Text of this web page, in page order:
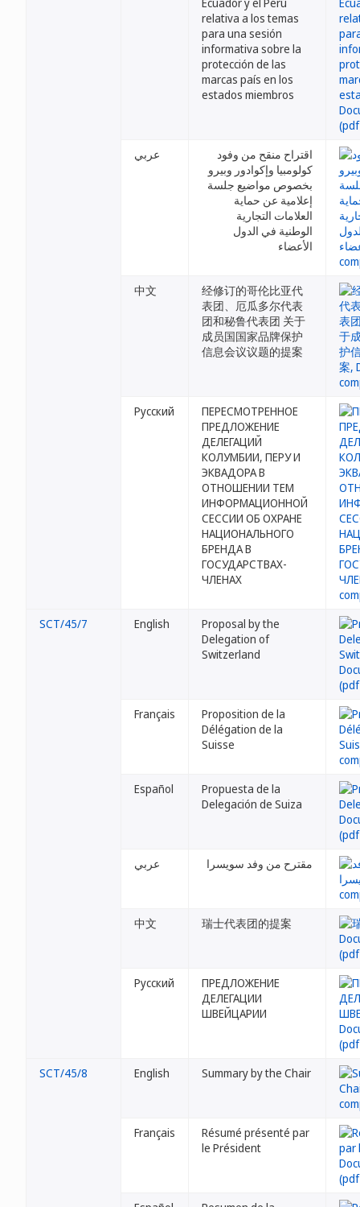
relativa a los temas
para una sesión
informativa sobre la
protección de las
marcas país en los
estados miembros
عربي
اقتراح منقح من وفود
كولومبيا وإكوادور وبيرو
بخصوص مواضيع جلسة
إعلامية عن حماية
العلامات التجارية
الوطنية في الدول
الأعضاء
中文
经修订的哥伦比亚代
表团、厄瓜多尔代表
团和秘鲁代表团 关于
成员国国家品牌保护
信息会议议题的提案
Русский
ПЕРЕСМОТРЕННОЕ
ПРЕДЛОЖЕНИЕ
ДЕЛЕГАЦИЙ
КОЛУМБИИ, ПЕРУ И
ЭКВАДОРА В
ОТНОШЕНИИ ТЕМ
ИНФОРМАЦИОННОЙ
СЕССИИ ОБ ОХРАНЕ
НАЦИОНАЛЬНОГО
БРЕНДА В
ГОСУДАРСТВАХ-
ЧЛЕНАХ
SCT/45/7 English
Proposal by the
Delegation of
Switzerland
Français
Proposition de la
Délégation de la
Suisse
Español
Propuesta de la
Delegación de Suiza
عربي مقترح من وفد سويسرا
中文 瑞士代表团的提案
Русский
ПРЕДЛОЖЕНИЕ
ДЕЛЕГАЦИИ
ШВЕЙЦАРИИ
SCT/45/8 English Summary by the Chair
Français
Résumé présenté par
le Président